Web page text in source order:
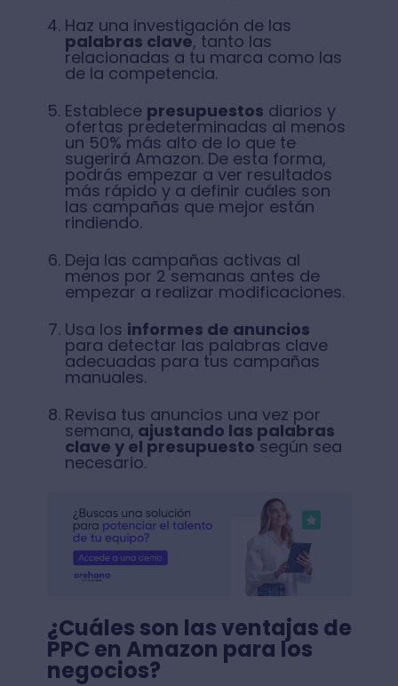
Haz una investigación de las
palabras clave, tanto las
relacionadas a tu marca como las
de la competencia.
Establece presupuestos diarios y
ofertas predeterminadas al menos
un 50% más alto de lo que te
sugerirá Amazon. De esta forma,
podrás empezar a ver resultados
más rápido y a definir cuáles son
las campañas que mejor están
rindiendo.
Deja las campañas activas al
menos por 2 semanas antes de
empezar a realizar modificaciones.
Usa los informes de anuncios
para detectar las palabras clave
adecuadas para tus campañas
manuales.
Revisa tus anuncios una vez por
semana, ajustando las palabras
clave y el presupuestosegún sea
necesario.
¿Cuáles son las ventajas de
PPC en Amazon para los
negocios?